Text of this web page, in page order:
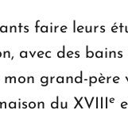
faire leurs
avec des
grand-
du XVIIIe